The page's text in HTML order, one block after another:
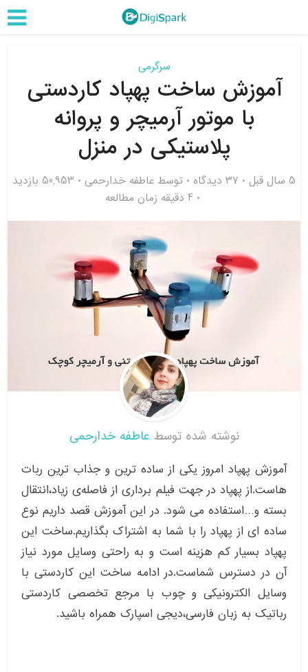
سرگرمی
آموزش ساخت پهپاد کاردستی
با موتور آرمیچر و پروانه
پلاستیکی در منزل
5 سال قبل ۳۷ دیدگاه توسط عاطفه خدارحمی
50,953 بازدید
4 دقیقه زمان مطالعه
نوشته شده توسط عاطفه خدارحمی
آموزش پهپاد امروز یکی از ساده ترین و جذاب ترین ربات
هاست.از پهپاد در جهت فیلم برداری از فاصله‌ی زیاد،انتقال
بسته ‌و…استفاده می شود. در این آموزش قصد داریم نوع
ساده ای از پهپاد را با شما به اشتراک بگذاریم.ساخت این
پهپاد بسیار کم هزینه است و به راحتی وسایل مورد نیاز
آن در دسترس شماست.در ادامه ساخت این کاردستی با
وسایل الکترونیکی و چوب با مرجع تخصصی کاردستی
رباتیک به زبان فارسی،دیجی اسپارک همراه باشید.